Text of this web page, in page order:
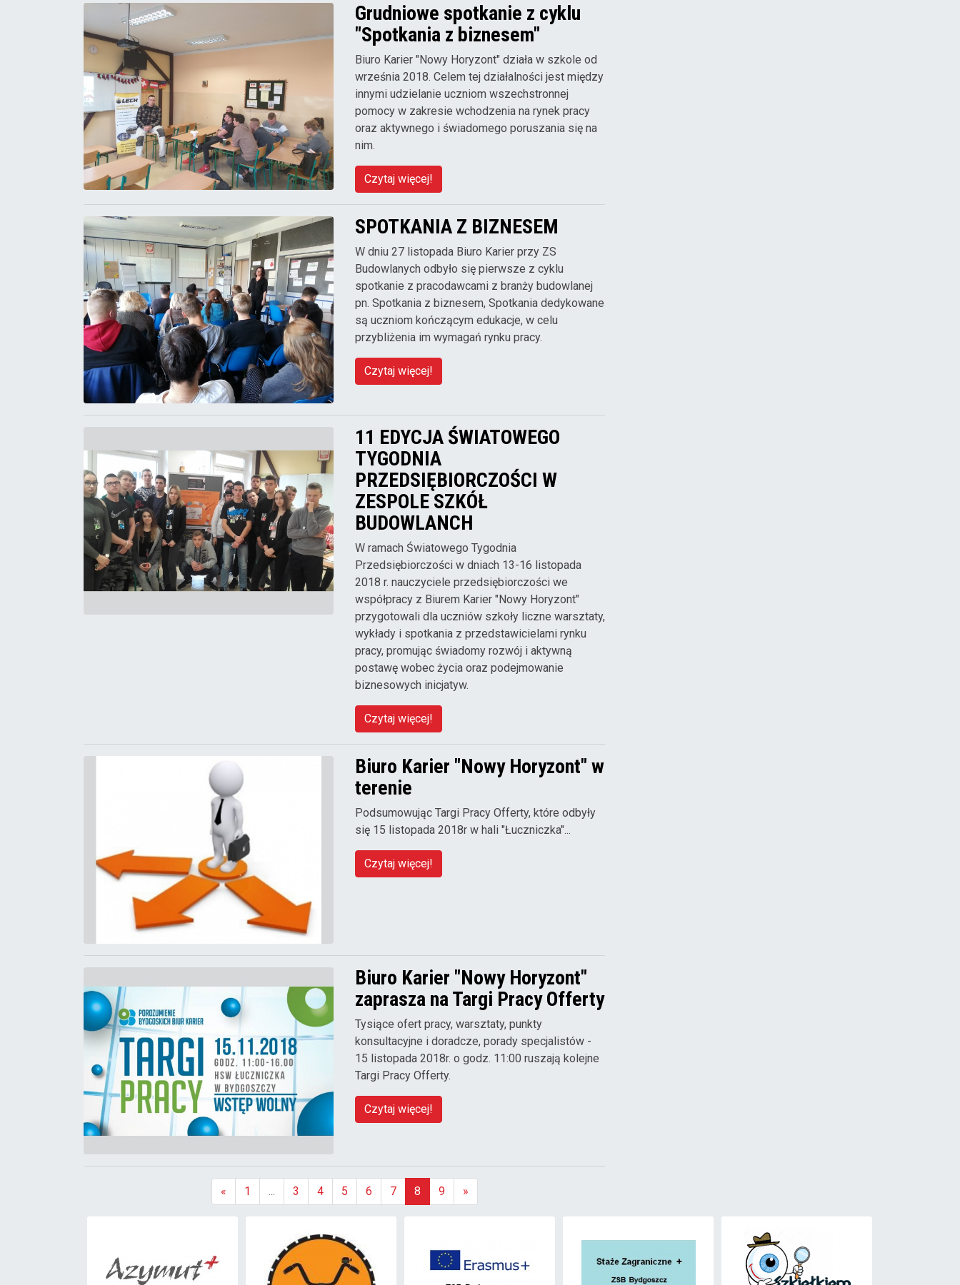
Grudniowe spotkanie z cyklu
"Spotkania z biznesem"
Biuro Karier "Nowy Horyzont" działa w szkole od
września 2018. Celem tej działalności jest między
innymi udzielanie uczniom wszechstronnej
pomocy w zakresie wchodzenia na rynek pracy
oraz aktywnego i świadomego poruszania się na
nim.
Czytaj więcej!
SPOTKANIA Z BIZNESEM
W dniu 27 listopada Biuro Karier przy ZS
Budowlanych odbyło się pierwsze z cyklu
spotkanie z pracodawcami z branży budowlanej
pn. Spotkania z biznesem, Spotkania dedykowane
są uczniom kończącym edukacje, w celu
przybliżenia im wymagań rynku pracy.
Czytaj więcej!
11 EDYCJA ŚWIATOWEGO
TYGODNIA
PRZEDSIĘBIORCZOŚCI W
ZESPOLE SZKÓŁ
BUDOWLANCH
W ramach Światowego Tygodnia
Przedsiębiorczości w dniach 13-16 listopada
2018 r. nauczyciele przedsiębiorczości we
współpracy z Biurem Karier "Nowy Horyzont"
przygotowali dla uczniów szkoły liczne warsztaty,
wykłady i spotkania z przedstawicielami rynku
pracy, promując świadomy rozwój i aktywną
postawę wobec życia oraz podejmowanie
biznesowych inicjatyw.
Czytaj więcej!
Biuro Karier "Nowy Horyzont" w
terenie
Podsumowując Targi Pracy Offerty, które odbyły
się 15 listopada 2018r w hali "Łuczniczka"...
Czytaj więcej!
Biuro Karier "Nowy Horyzont"
zaprasza na Targi Pracy Offerty
Tysiące ofert pracy, warsztaty, punkty
konsultacyjne i doradcze, porady specjalistów -
15 listopada 2018r. o godz. 11:00 ruszają kolejne
Targi Pracy Offerty.
Czytaj więcej!
« 1 ... 3 4 5 6 7
8
9 »